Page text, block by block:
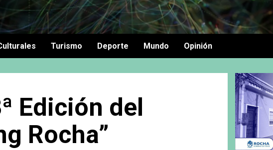
Turismo Deporte Mundo Opinión
Edición del
Rocha”